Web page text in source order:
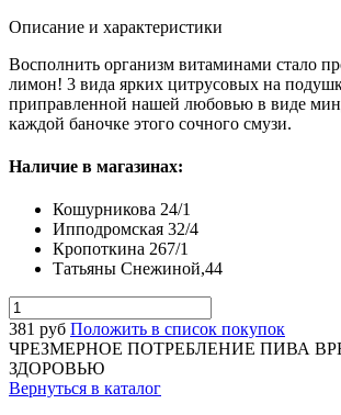
Описание и характеристики
Восполнить организм витаминами стало
лимон! 3 вида ярких цитрусовых на
приправленной нашей любовью в виде
каждой баночке этого сочного смузи.
Наличие в магазинах:
Кошурникова 24/1
Ипподромская 32/4
Кропоткина 267/1
Татьяны Снежиной,44
381 руб Положить в список покупок
ЧРЕЗМЕРНОЕ ПОТРЕБЛЕНИЕ ПИВА
ЗДОРОВЬЮ
Вернуться в каталог